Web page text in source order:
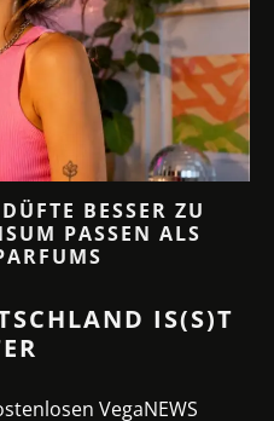
BESSER ZU
PASSEN ALS
IS(S)T
VegaNEWS